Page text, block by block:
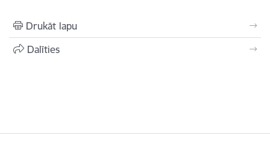
Drukāt lapu
Dalīties